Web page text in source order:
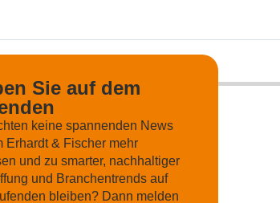
Sie auf dem
keine spannenden News
Erhardt & Fischer mehr
und zu smarter, nachhaltiger
und Branchentrends auf
bleiben? Dann melden